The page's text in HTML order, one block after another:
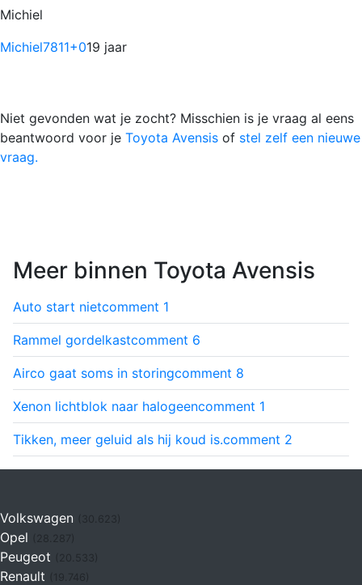
Michiel
Michiel7811+019 jaar
Niet gevonden wat je zocht? Misschien is je vraag al eens
beantwoord voor je Toyota Avensis of stel zelf een nieuwe
vraag.
Meer binnen Toyota Avensis
Auto start nietcomment 1
Rammel gordelkastcomment 6
Airco gaat soms in storingcomment 8
Xenon lichtblok naar halogeencomment 1
Tikken, meer geluid als hij koud is.comment 2
Volkswagen (30.623)
Opel
Peugeot
Renault (19.746)